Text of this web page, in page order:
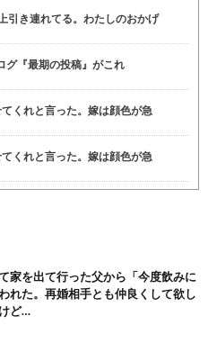
引き連れてる。わたしのおかげ
グ『最期の投稿』がこれ
くれと言った。嫁は顔色が急
くれと言った。嫁は顔色が急
30日午前6:30時点）
ちゅっちゅしながらの濃厚エッ...
評価「パリピ」続編への期待が高...
家を出て行った父から「今度飲みに
れた。再婚相手とも仲良くして欲し
ど…